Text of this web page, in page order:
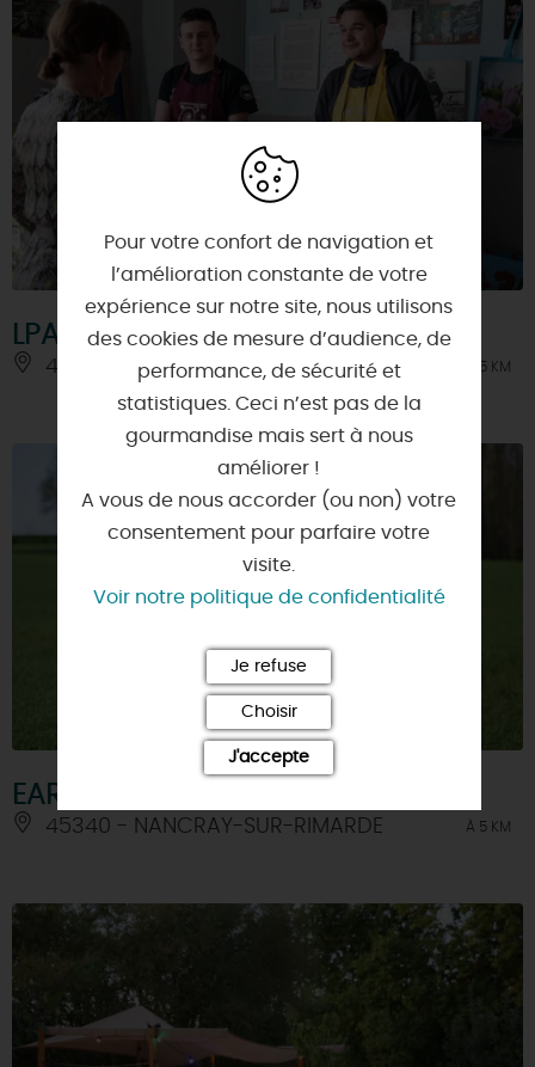
LPA Beaune
45340 - BEAUNE-LA-ROLANDE À 4.5 KM
EARL Roussial
45340 - NANCRAY-SUR-RIMARDE À 5 KM
Pour votre confort de navigation et
l’amélioration constante de votre
expérience sur notre site, nous utilisons
des cookies de mesure d’audience, de
performance, de sécurité et
statistiques. Ceci n’est pas de la
gourmandise mais sert à nous
améliorer !
A vous de nous accorder (ou non) votre
consentement pour parfaire votre
visite.
Voir notre politique de confidentialité
Je refuse
Choisir
J'accepte